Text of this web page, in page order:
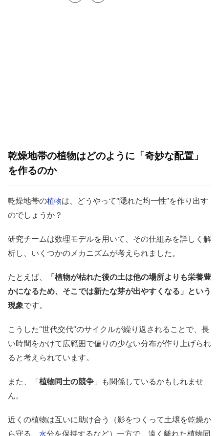
乾燥地帯の植物はどのように「奇妙な配置」
を作るのか
乾燥地帯の植物は、どうやって“隠れた均一性”を作り出す
のでしょうか？
研究チームは数理モデルを用いて、その仕組みを詳しく解
析し、いくつかのメカニズムが考えられました。
たとえば、
「植物が枯れた後の土は他の場所よりも栄養豊
かになるため、そこでは新たな芽が出やすくなる」という
現象です。
こうした“世代交代”のサイクルが繰り返されることで、長
い時間をかけて広範囲で偏りの少ない分布が作り上げられ
ると考えられています。
また、「植物同士の競争 」も関係しているかもしれませ
ん。
近くの植物は互いに助け合う（影をつくって土壌を乾燥か
ら守る、 水分を保持するなど）一方で、遠く離れた植物同